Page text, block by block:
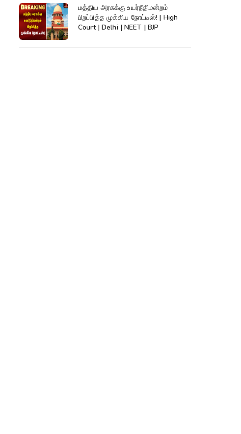
மத்திய அரசுக்கு உயர்நீதிமன்றம்
பிறப்பித்த முக்கிய நோட்டீஸ்! | High
Court | Delhi | NEET | BJP